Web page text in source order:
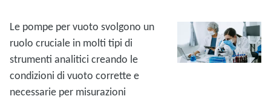
Le pompe per vuoto svolgono un
ruolo cruciale in molti tipi di
strumenti analitici creando le
condizioni di vuoto corrette e
necessarie per misurazioni